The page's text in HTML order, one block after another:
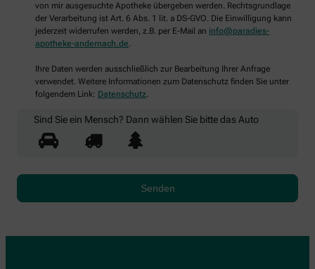
von mir ausgesuchte Apotheke übergeben werden. Rechtsgrundlage
der Verarbeitung ist Art. 6 Abs. 1 lit. a DS-GVO. Die Einwilligung kann
jederzeit widerrufen werden, z.B. per E-Mail an info@paradies-
apotheke-andernach.de.
Ihre Daten werden ausschließlich zur Bearbeitung Ihrer Anfrage
verwendet. Weitere Informationen zum Datenschutz finden Sie unter
folgendem Link: Datenschutz.
Sind Sie ein Mensch? Dann wählen Sie bittedas Auto